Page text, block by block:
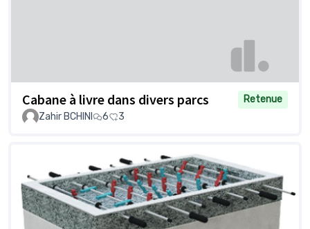
Cabane à livre dans divers parcs
Retenue
Zahir BCHINI
6 3